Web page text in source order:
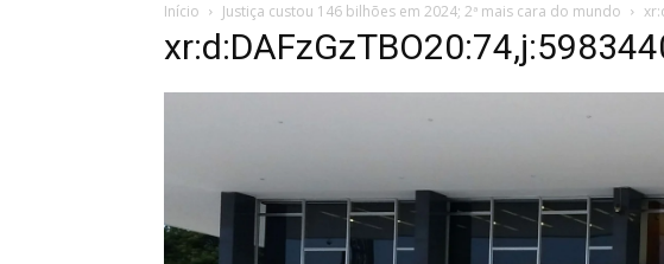
Início Justiça custou 146 bilhões em 2024; 2ª mais cara do mundo